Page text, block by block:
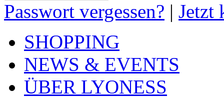
Passwort vergessen? | Jetzt
SHOPPING
NEWS & EVENTS
ÜBER LYONESS